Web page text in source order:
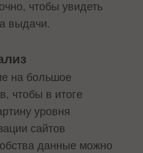
чтобы увидеть
выдачи.
на большое
чтобы в итоге
уровня
сайтов
данные можно